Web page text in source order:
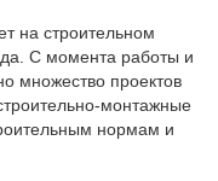
на строительном
С момента работы и
множество проектов
монтажные
нормам и